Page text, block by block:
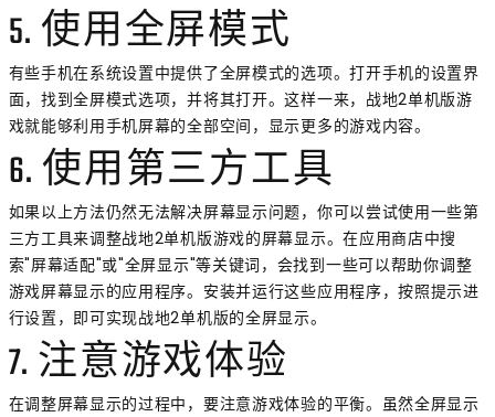
5. 使用全屏模式
有些手机在系统设置中提供了全屏模式的选项。打开手机的设置界
面，找到全屏模式选项，并将其打开。这样一来，战地2单机版游
戏就能够利用手机屏幕的全部空间，显示更多的游戏内容。
6. 使用第三方工具
如果以上方法仍然无法解决屏幕显示问题，你可以尝试使用一些第
三方工具来调整战地2单机版游戏的屏幕显示。在应用商店中搜
索"屏幕适配"或"全屏显示"等关键词，会找到一些可以帮助你调整
游戏屏幕显示的应用程序。安装并运行这些应用程序，按照提示进
行设置，即可实现战地2单机版的全屏显示。
7. 注意游戏体验
在调整屏幕显示的过程中，要注意游戏体验的平衡。虽然全屏显示